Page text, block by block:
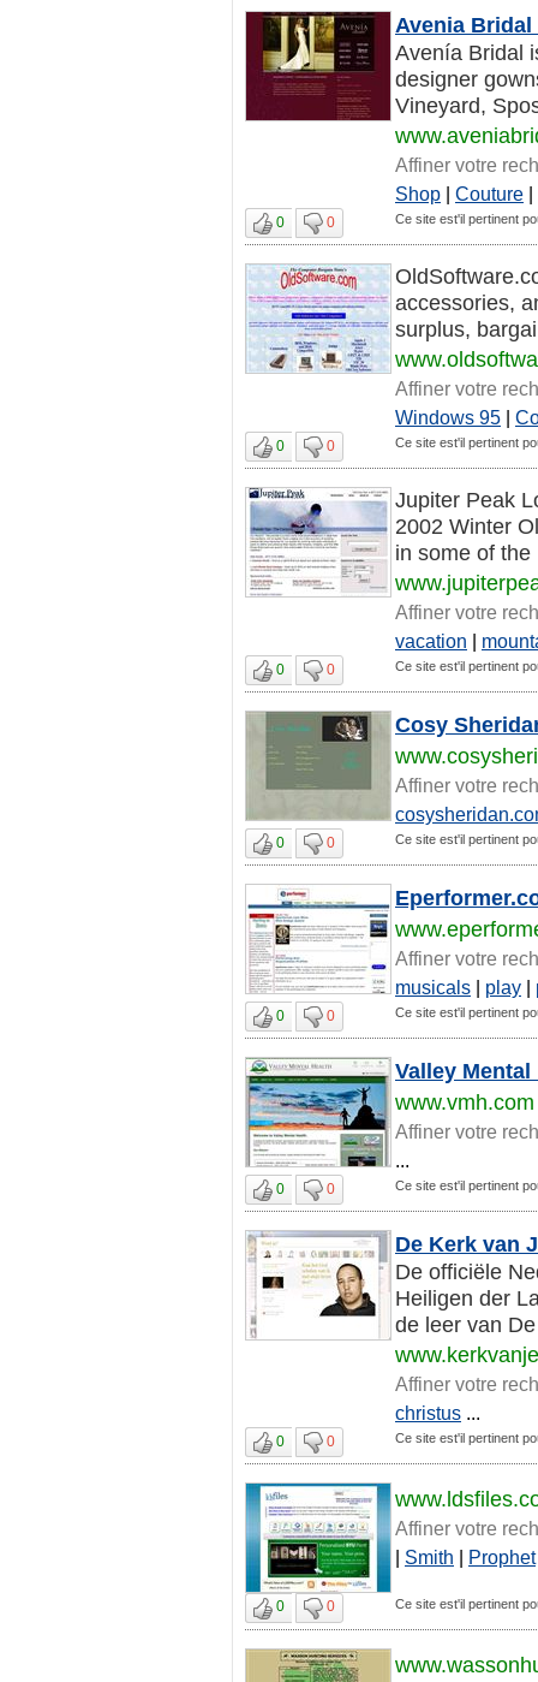
Avenia
Avenía Bridal
designer
Vineyard,
Affiner votre
Shop | Couture |
0 0 Ce site est'il pertinent
accessories,
surplus,
Affiner votre
Windows 95 |
0 0 Ce site est'il pertinent
Jupiter Peak
2002 Winter
in some of
Affiner votre
vacation |
0 0 Ce site est'il pertinent
Cosy
Affiner votre
0 0 Ce site est'il pertinent
Affiner votre
musicals | play |
0 0 Ce site est'il pertinent
Valley Mental
www.vmh.com
Affiner votre
...
0 0 Ce site est'il pertinent
De Kerk van
De officiële
Heiligen der
de leer van
Affiner votre
christus ...
0 0 Ce site est'il pertinent
Affiner votre
| Smith | Prophet
0 0 Ce site est'il pertinent